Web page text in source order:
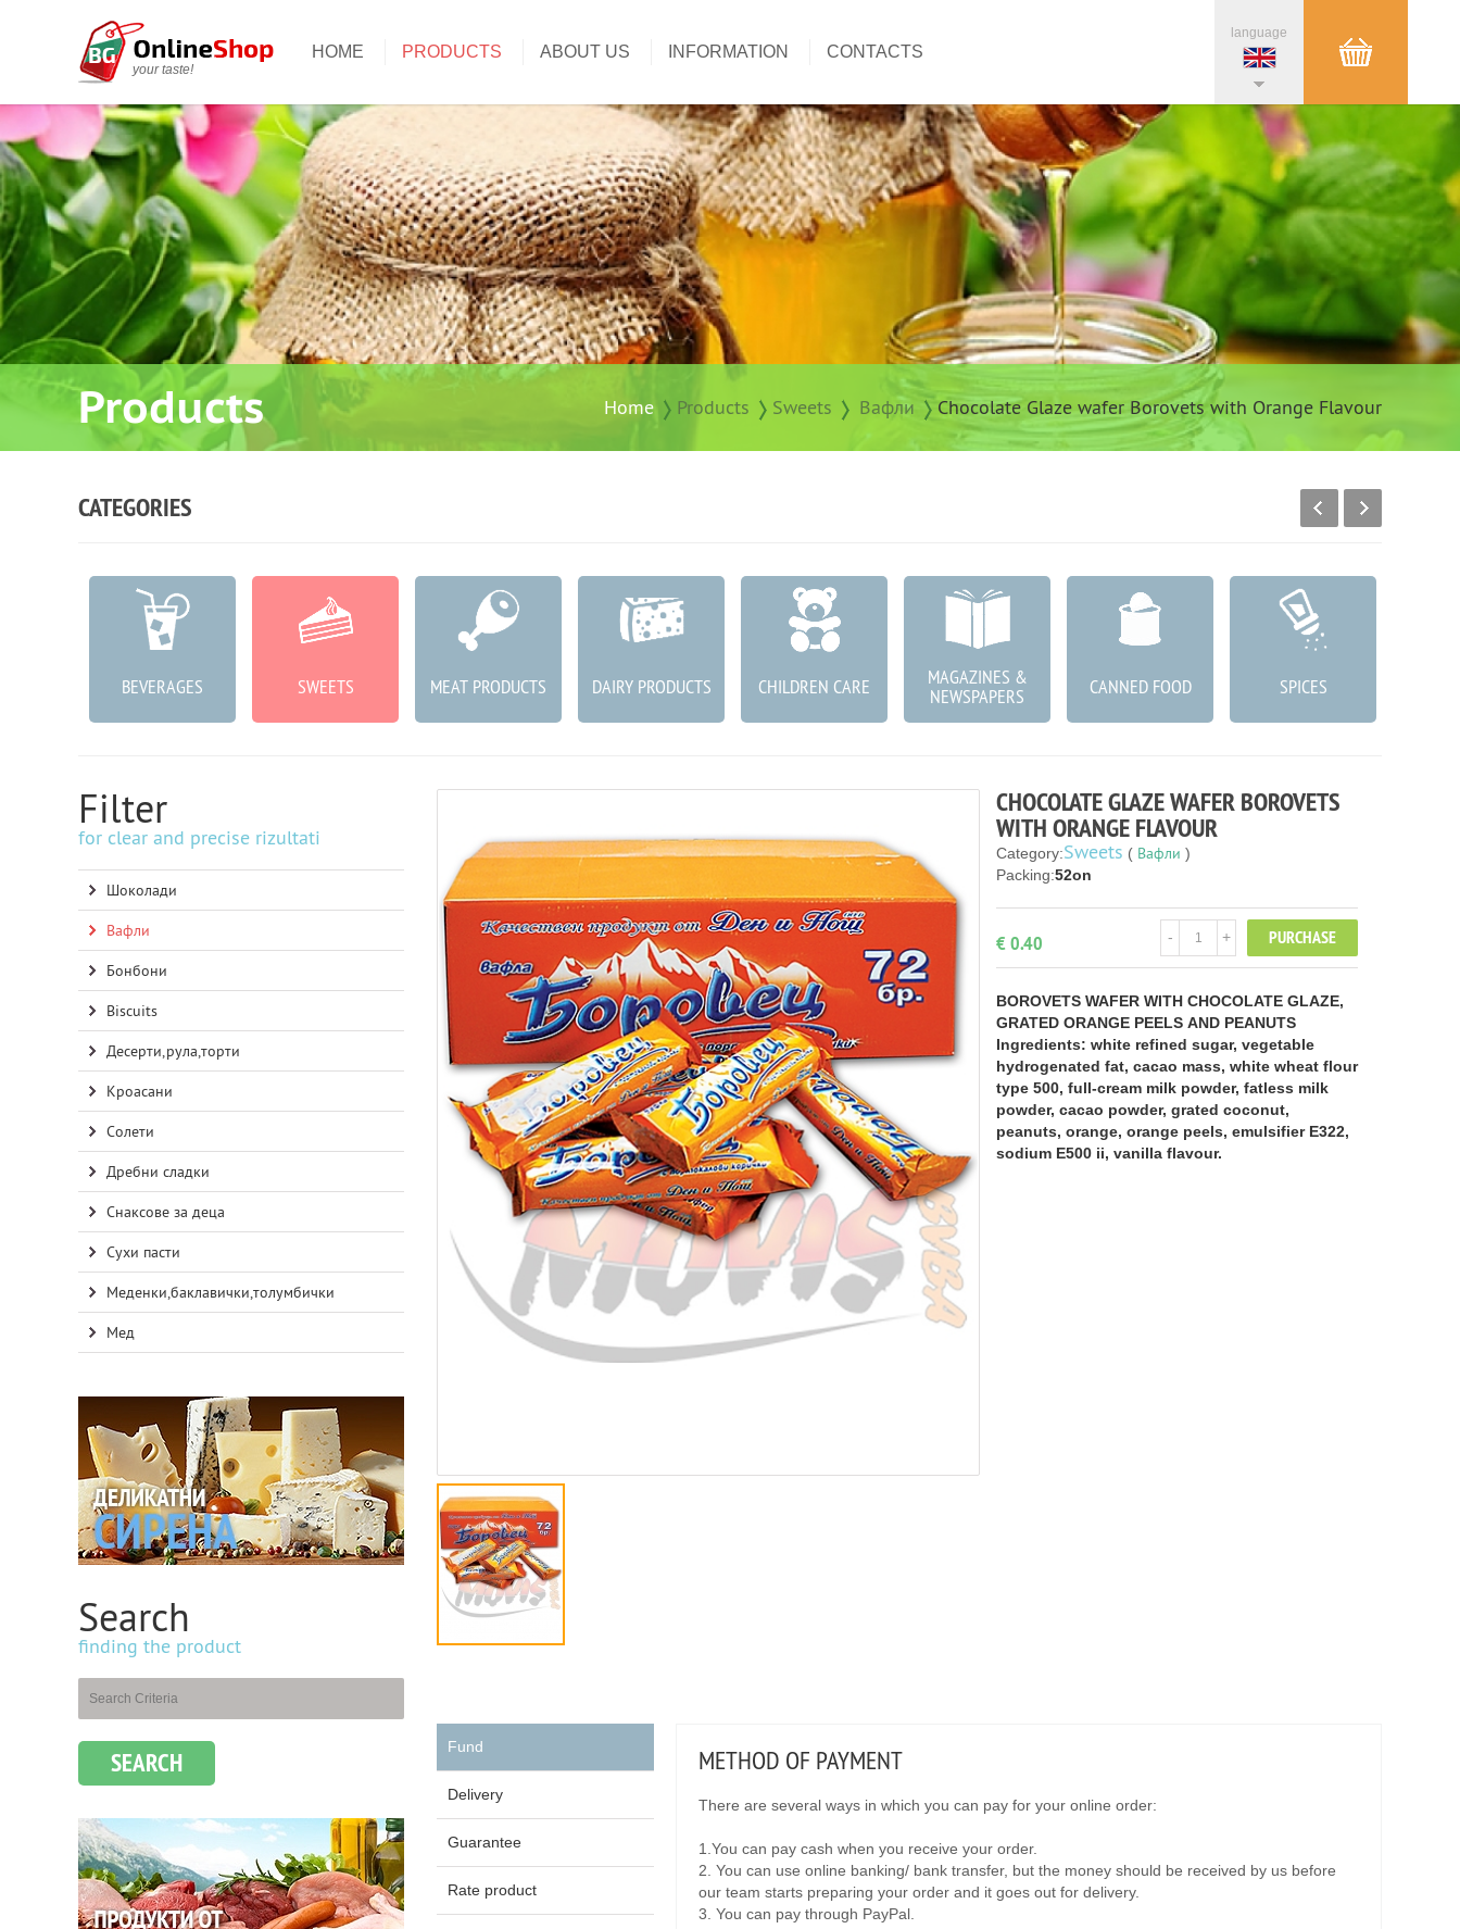
your taste!
HOME PRODUCTS ABOUT US INFORMATION CONTACTS
language
Products Home Products Sweets Вафли Chocolate Glaze wafer Borovets with Orange Flavour
CATEGORIES
BEVERAGES SWEETS MEAT PRODUCTS DAIRY PRODUCTS CHILDREN CARE MAGAZINES &
NEWSPAPERS CANNED FOOD SPICES
Filter
for clear and precise rizultati
Шоколади
Вафли
Бонбони
Biscuits
Десерти,рула,торти
Кроасани
Солети
Дребни сладки
Снаксове за деца
Сухи пасти
Меденки,баклавички,толумбички
Мед
Search
finding the product
SEARCH
CHOCOLATE GLAZE WAFER BOROVETS
WITH ORANGE FLAVOUR
Category:Sweets ( Вафли )
Packing:52on
€ 0.40 PURCHASE
+
-
BOROVETS WAFER WITH CHOCOLATE GLAZE,
GRATED ORANGE PEELS AND PEANUTS
Ingredients: white refined sugar, vegetable
hydrogenated fat, cacao mass, white wheat flour
type 500, full-cream milk powder, fatless milk
powder, cacao powder, grated coconut,
peanuts, orange, orange peels, emulsifier Е322,
sodium Е500 ii, vanilla flavour.
Fund
Delivery
Guarantee
Rate product
METHOD OF PAYMENT
There are several ways in which you can pay for your online order:
1.You can pay cash when you receive your order.
2. You can use online banking/ bank transfer, but the money should be received by us before
our team starts preparing your order and it goes out for delivery.
3. You can pay through PayPal.